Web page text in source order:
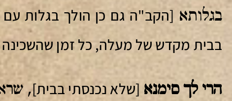
בגלותא [הקב"ה גם כן הולך בגלות עם
בבית מקדש של מעלה, כל זמן שהשכינה
הרי לך סימנא [שלא נכנסתי בבית],